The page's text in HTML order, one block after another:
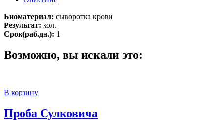
Биоматериал: сыворотка крови
Результат: кол.
Срок(раб.дн.): 1
Возможно, вы искали это:
В корзину
Проба Сулковича